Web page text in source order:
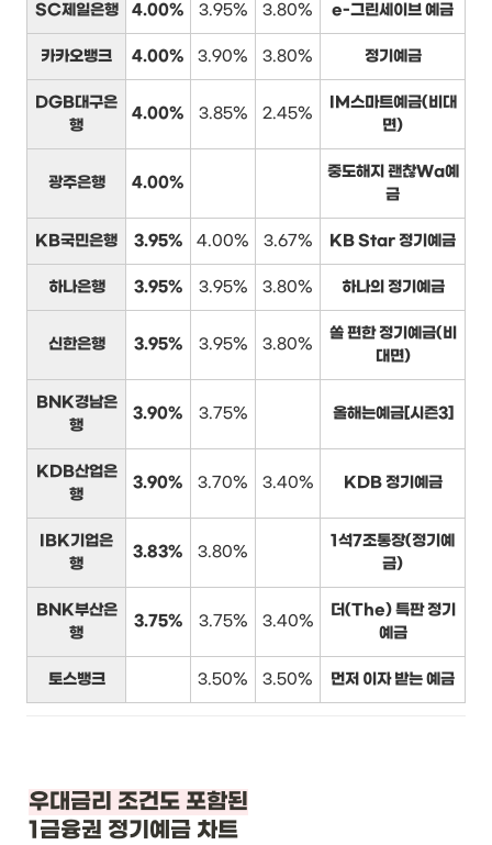
SC제일은행 4.00% 3.95% 3.80% e-그린세이브 예금
카카오뱅크 4.00% 3.90% 3.80% 정기예금
DGB대구은
행
4.00% 3.85% 2.45%
IM스마트예금(비대
면)
광주은행 4.00%
중도해지 괜찮Wa예
금
KB국민은행 3.95% 4.00% 3.67% KB Star 정기예금
하나은행 3.95% 3.95% 3.80% 하나의 정기예금
신한은행 3.95% 3.95% 3.80%
쏠 편한 정기예금(비
대면)
BNK경남은
행
3.90% 3.75% 올해는예금[시즌3]
KDB산업은
행
3.90% 3.70% 3.40% KDB 정기예금
IBK기업은
행
3.83% 3.80%
1석7조통장(정기예
금)
BNK부산은
행
3.75% 3.75% 3.40%
더(The) 특판 정기
예금
토스뱅크 3.50% 3.50% 먼저 이자 받는 예금
1금융권 정기예금 차트